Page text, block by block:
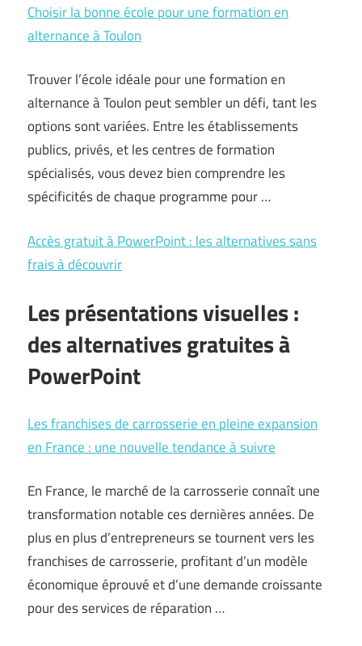
Choisir la bonne école pour une formation en
alternance à Toulon
Trouver l’école idéale pour une formation en
alternance à Toulon peut sembler un défi, tant les
options sont variées. Entre les établissements
publics, privés, et les centres de formation
spécialisés, vous devez bien comprendre les
spécificités de chaque programme pour …
Accès gratuit à PowerPoint : les alternatives sans
frais à découvrir
Les présentations visuelles :
des alternatives gratuites à
PowerPoint
Les franchises de carrosserie en pleine expansion
en France : une nouvelle tendance à suivre
En France, le marché de la carrosserie connaît une
transformation notable ces dernières années. De
plus en plus d’entrepreneurs se tournent vers les
franchises de carrosserie, profitant d’un modèle
économique éprouvé et d’une demande croissante
pour des services de réparation …